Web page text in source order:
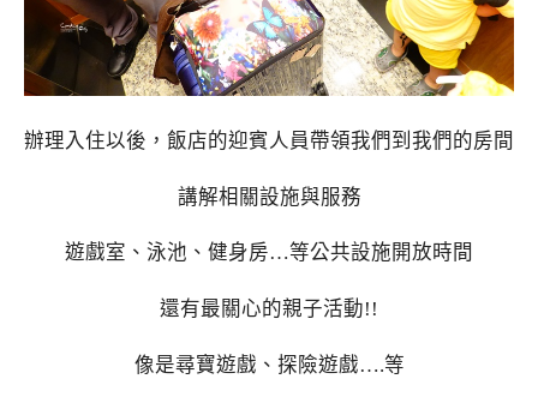
辦理入住以後，飯店的迎賓人員帶領我們到我們的房間
講解相關設施與服務
遊戲室、泳池、健身房…等公共設施開放時間
還有最關心的親子活動!!
像是尋寶遊戲、探險遊戲….等